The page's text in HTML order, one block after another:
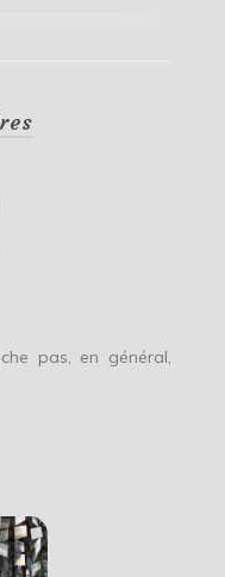
pas, en général,